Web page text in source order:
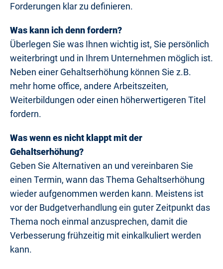
Forderungen klar zu definieren.
Was kann ich denn fordern?
Überlegen Sie was Ihnen wichtig ist, Sie persönlich
weiterbringt und in Ihrem Unternehmen möglich ist.
Neben einer Gehaltserhöhung können Sie z.B.
mehr home office, andere Arbeitszeiten,
Weiterbildungen oder einen höherwertigeren Titel
fordern.
Was wenn es nicht klappt mit der
Gehaltserhöhung?
Geben Sie Alternativen an und vereinbaren Sie
einen Termin, wann das Thema Gehaltserhöhung
wieder aufgenommen werden kann. Meistens ist
vor der Budgetverhandlung ein guter Zeitpunkt das
Thema noch einmal anzusprechen, damit die
Verbesserung frühzeitig mit einkalkuliert werden
kann.